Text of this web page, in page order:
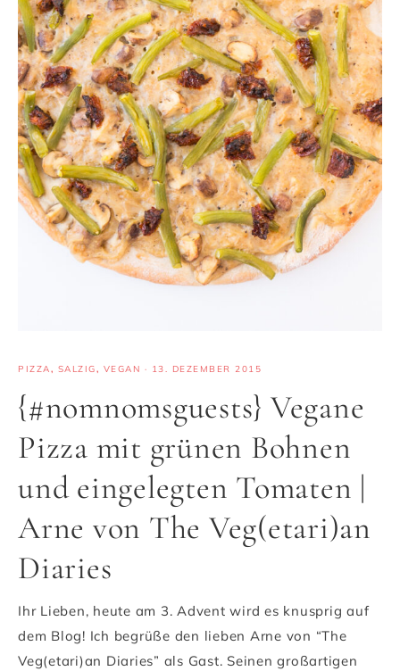
PIZZA, SALZIG, VEGAN · 13. DEZEMBER 2015
{#nomnomsguests} Vegane
Pizza mit grünen Bohnen
und eingelegten Tomaten |
Arne von The Veg(etari)an
Diaries
Ihr Lieben, heute am 3. Advent wird es knusprig auf
dem Blog! Ich begrüße den lieben Arne von “The
Veg(etari)an Diaries” als Gast. Seinen großartigen